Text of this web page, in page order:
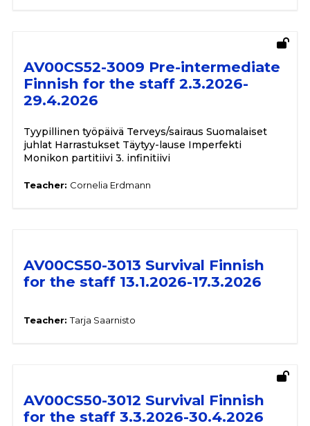
AV00CS52-3009 Pre-intermediate
Finnish for the staff 2.3.2026-
29.4.2026
Tyypillinen työpäivä Terveys/sairaus Suomalaiset
juhlat Harrastukset Täytyy-lause Imperfekti
Monikon partitiivi 3. infinitiivi
Teacher: Cornelia Erdmann
AV00CS50-3013 Survival Finnish
for the staff 13.1.2026-17.3.2026
Teacher:Tarja Saarnisto
AV00CS50-3012 Survival Finnish
for the staff 3.3.2026-30.4.2026